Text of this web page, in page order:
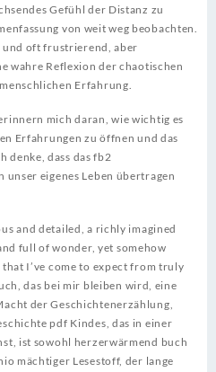
Gefühl der Distanz zu
von weit weg beobachten.
und oft frustrierend, aber
wahre Reflexion der chaotischen
Erfahrung.
mich daran, wie wichtig es
Erfahrungen zu öffnen und das
denke, dass das fb2
unser eigenes Leben übertragen
and detailed, a richly imagined
full of wonder, yet somehow
I’ve come to expect from truly
das bei mir bleiben wird, eine
der Geschichtenerzählung,
pdf Kindes, das in einer
ist sowohl herzerwärmend buch
mächtiger Lesestoff, der lange